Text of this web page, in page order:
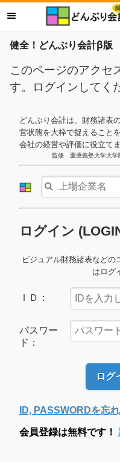
健全！どんぶり会計β版
このページのアクセ
す。ログインしてく
どんぶり会計は、財務諸表
営状態を大枠で捉えること
会社の経営や評価に役立てま
監修 慶應義塾大学大学
ログイン
ビジュアル財務諸表などの
はログ
ＩＤ：
パスワー
ド：
ログ
ID, PASSWORDを忘
会員登録は無料です！